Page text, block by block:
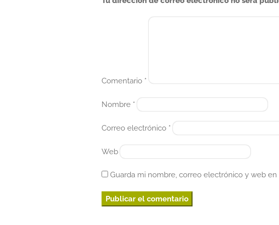
entradas
Comentario *
Nombre *
Correo electrónico *
Web
Guarda mi nombre, correo electrónico y web